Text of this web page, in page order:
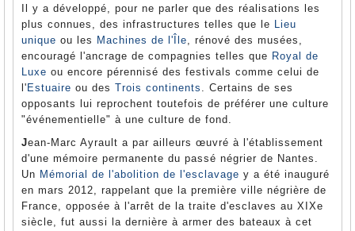
Il y a développé, pour ne parler que des réalisations les
plus connues, des infrastructures telles que le Lieu
unique ou les Machines de l'Île, rénové des musées,
encouragé l'ancrage de compagnies telles que Royal de
Luxe ou encore pérennisé des festivals comme celui de
l' Estuaire ou des Trois continents . Certains de ses
opposants lui reprochent toutefois de préférer une culture
"événementielle" à une culture de fond.
Jean-Marc Ayrault a par ailleurs œuvré à l'établissement
d'une mémoire permanente du passé négrier de Nantes.
Un Mémorial de l'abolition de l'esclavage y a été inauguré
en mars 2012, rappelant que la première ville négrière de
France, opposée à l'arrêt de la traite d'esclaves au XIXe
siècle, fut aussi la dernière à armer des bateaux à cet